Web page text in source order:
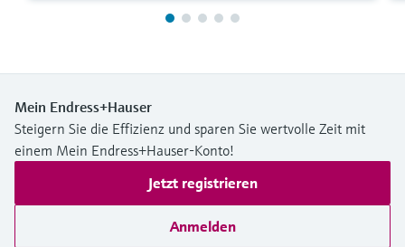
Mein Endress+Hauser
Steigern Sie die Effizienz und sparen Sie wertvolle Zeit mit
einem Mein Endress+Hauser-Konto!
Jetzt registrieren
Anmelden